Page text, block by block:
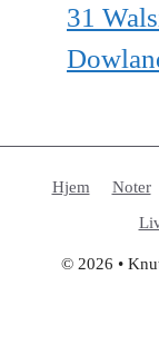
31
Hjem Noter
© 2026 •